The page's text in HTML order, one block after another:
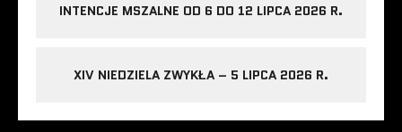
INTENCJE MSZALNE OD 6 DO 12 LIPCA 2026 R.
XIV NIEDZIELA ZWYKŁA – 5 LIPCA 2026 R.